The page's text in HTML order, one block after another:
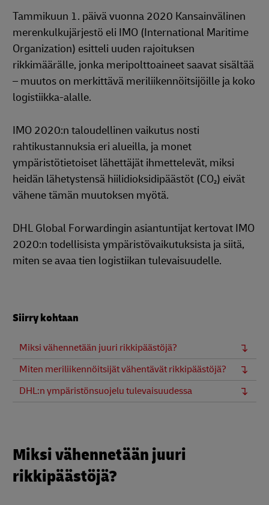
Tammikuun 1. päivä vuonna 2020 Kansainvälinen
merenkulkujärjestö eli IMO (International Maritime
Organization) esitteli uuden rajoituksen
rikkimäärälle, jonka meripolttoaineet saavat sisältää
– muutos on merkittävä meriliikennöitsijöille ja koko
logistiikka-alalle.
IMO 2020:n taloudellinen vaikutus nosti
rahtikustannuksia eri alueilla, ja monet
ympäristötietoiset lähettäjät ihmettelevät, miksi
heidän lähetystensä hiilidioksidipäästöt (CO₂) eivät
vähene tämän muutoksen myötä.
DHL Global Forwardingin asiantuntijat kertovat IMO
2020:n todellisista ympäristövaikutuksista ja siitä,
miten se avaa tien logistiikan tulevaisuudelle.
Siirry kohtaan
Miksi vähennetään juuri rikkipäästöjä?
Miten meriliikennöitsijät vähentävät rikkipäästöjä?
DHL:n ympäristönsuojelu tulevaisuudessa
Miksi vähennetään juuri
rikkipäästöjä?